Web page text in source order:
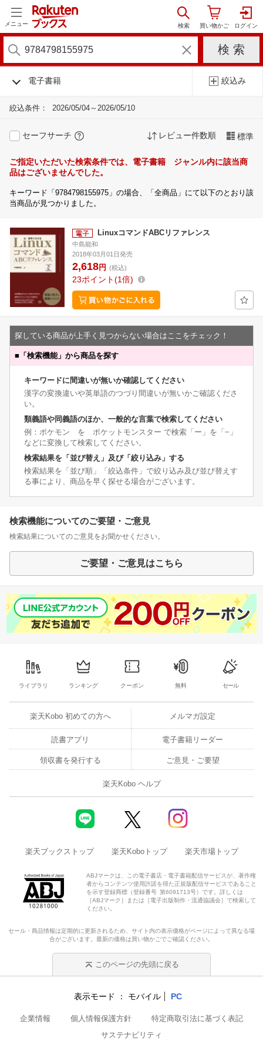
メニュー
電子書籍 絞込み
絞込条件： 2026/05/04～2026/05/10
セーフサーチ レビュー件数順 標準
ご指定いただいた検索条件では、電子書籍 ジャンル内に該当商
品はございませんでした。
キーワード「9784798155975」の場合、「全商品」にて以下のとおり該
当商品が見つかりました。
LinuxコマンドABCリファレンス
中島能和
2018年03月01日発売
2,618円 (税込)
23ポイント 1倍
探している商品が上手く見つからない場合はここをチェック！
■ 「検索機能」から商品を探す
キーワードに間違いが無いか確認してください
漢字の変換違いや英単語のつづり間違いが無いかご確認くださ
い。
類義語や同義語のほか、一般的な言葉で検索してください
例：ポケモン を ポケットモンスター で検索「ー」を「−」
などに変換して検索してください。
検索結果を「並び替え」及び「絞り込み」する
検索結果を「並び順」「絞込条件」で絞り込み及び並び替えす
る事により、商品を早く探せる場合がございます。
検索機能についてのご要望・ご意見
検索結果についてのご意見をお聞かせください。
ご要望・ご意見はこちら
ライブラリ ランキング クーポン 無料 セール
楽天Kobo 初めての方へ メルマガ設定
読書アプリ 電子書籍リーダー
領収書を発行する ご意見・ご要望
楽天Kobo ヘルプ
楽天ブックストップ 楽天Koboトップ 楽天市場トップ
ABJマークは、この電子書店・電子書籍配信サービスが、著作権
者からコンテンツ使用許諾を得た正規版配信サービスであること
を示す登録商標（登録番号 第6091713号）です。詳しくは
［ABJマーク］または［電子出版制作・流通協議会］で検索して
ください。
セール・商品情報は定期的に更新されるため、サイト内の表示価格がページによって異なる場
合がございます。最新の価格は買い物かごでご確認ください。
このページの先頭に戻る
表示モード モバイル PC
企業情報 個人情報保護方針
特定商取引法に基づく表記
サステナビリティ